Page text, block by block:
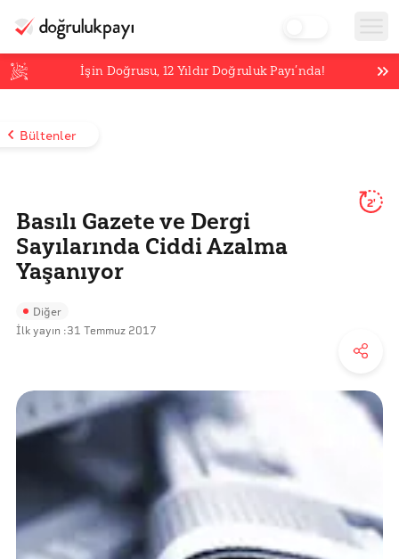
İşin Doğrusu,12 Yıldır Doğruluk Payı’nda!
Bültenler
Basılı Gazete ve Dergi
Sayılarında Ciddi Azalma
Yaşanıyor
2'
Diğer
İlk yayın :31 Temmuz 2017